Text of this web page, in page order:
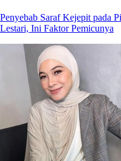
Penyebab Saraf Kejepit pada
Lestari, Ini Faktor Pemicunya